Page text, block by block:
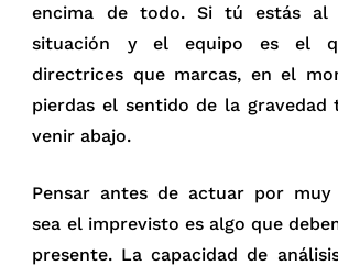
encima de todo. Si tú estás al
situación y el equipo es el
directrices que marcas, en el
pierdas el sentido de la gravedad
venir abajo.
Pensar antes de actuar por muy
sea el imprevisto es algo que
presente. La capacidad de